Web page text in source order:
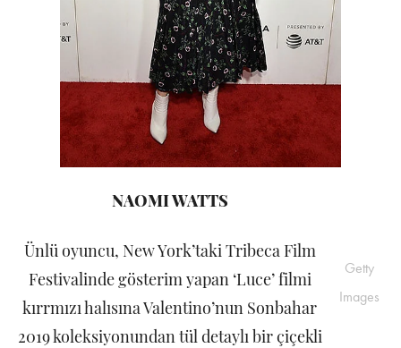
NAOMI WATTS
Ünlü oyuncu, New York’taki Tribeca Film
Festivalinde gösterim yapan ‘Luce’ filmi
kırrmızı halısına Valentino’nun Sonbahar
2019 koleksiyonundan tül detaylı bir çiçekli
Getty
Images